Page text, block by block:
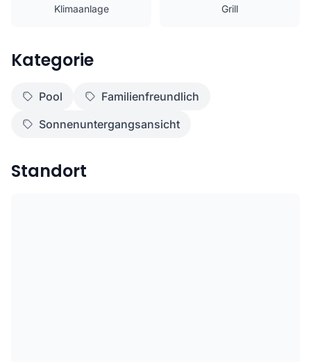
Klimaanlage Grill
Kategorie
Pool
Familienfreundlich
Sonnenuntergangsansicht
Standort